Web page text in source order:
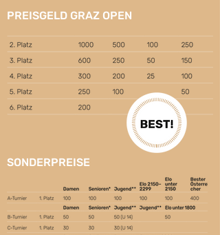
PREISGELD GRAZ OPEN
SONDERPREISE